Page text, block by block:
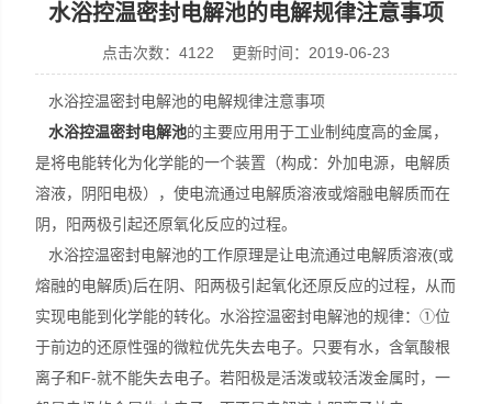
上海楚兮实业有限公司
水浴控温密封电解池的电解规律注意事项
点击次数：4122 更新时间：2019-06-23
水浴控温密封电解池的电解规律注意事项
水浴控温密封电解池的主要应用用于工业制纯度高的金属，
是将电能转化为化学能的一个装置（构成：外加电源，电解质
溶液，阴阳电极），使电流通过电解质溶液或熔融电解质而在
阴，阳两极引起还原氧化反应的过程。
水浴控温密封电解池的工作原理是让电流通过电解质溶液(或
熔融的电解质)后在阴、阳两极引起氧化还原反应的过程，从而
实现电能到化学能的转化。水浴控温密封电解池的规律：①位
于前边的还原性强的微粒优先失去电子。只要有水，含氧酸根
离子和F-就不能失去电子。若阳极是活泼或较活泼金属时，一